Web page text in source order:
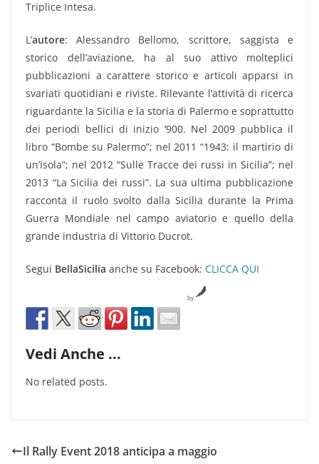
Triplice Intesa.
L’autore: Alessandro Bellomo, scrittore, saggista e
storico dell’aviazione, ha al suo attivo molteplici
pubblicazioni a carattere storico e articoli apparsi in
svariati quotidiani e riviste. Rilevante l’attività di ricerca
riguardante la Sicilia e la storia di Palermo e soprattutto
dei periodi bellici di inizio ‘900. Nel 2009 pubblica il
libro “Bombe su Palermo”; nel 2011 “1943: il martirio di
un’isola”; nel 2012 “Sulle Tracce dei russi in Sicilia”; nel
2013 “La Sicilia dei russi”. La sua ultima pubblicazione
racconta il ruolo svolto dalla Sicilia durante la Prima
Guerra Mondiale nel campo aviatorio e quello della
grande industria di Vittorio Ducrot.
Segui BellaSicilia anche su Facebook: CLICCA QUI
by
Vedi Anche ...
No related posts.
Il Rally Event 2018 anticipa a maggio